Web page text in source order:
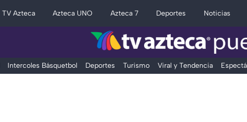
TV Azteca Azteca UNO Azteca 7 Deportes Noticias
Intercoles Básquetbol Deportes Turismo Viral y Tendencia